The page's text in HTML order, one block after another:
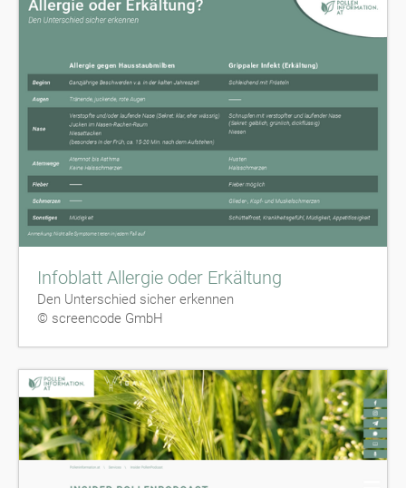
Infoblatt Allergie oder Erkältung
Den Unterschied sicher erkennen
© screencode GmbH